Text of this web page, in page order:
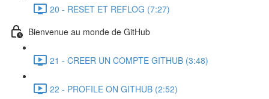
20 - RESET ET REFLOG (7:27)
Bienvenue au monde de GitHub
21 - CREER UN COMPTE GITHUB (3:48)
22 - PROFILE ON GITHUB (2:52)